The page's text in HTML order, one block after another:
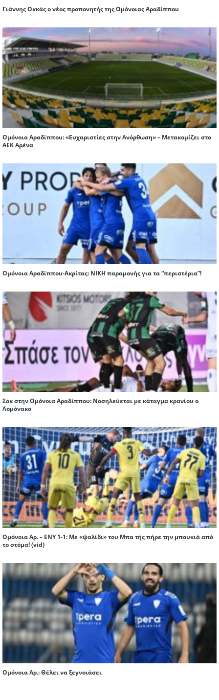
Γιάννης Οκκάς ο νέος προπονητής της Ομόνοιας Αραδίππου
Ομόνοια Αραδίππου: «Ευχαριστίες στην Ανόρθωση» – Μετακομίζει στο
ΑΕΚ Αρένα
Ομόνοια Αραδίππου-Ακρίτας: ΝΙΚΗ παραμονής για τα “περιστέρια”!
Σοκ στην Ομόνοια Αραδίππου: Νοσηλεύεται με κάταγμα κρανίου ο
Λομόνακο
Ομόνοια Αρ. – ΕΝΥ 1-1: Με «ψαλίδι» του Μπα τής πήρε την μπουκιά από
το στόμα! (vid)
Ομόνοια Αρ.: Θέλει να ξεγνοιάσει